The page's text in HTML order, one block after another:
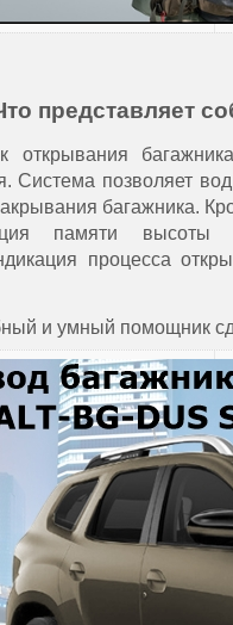
представляет
открывания
Система позволяет
багажника.
памяти высоты
процесса
и умный помощник